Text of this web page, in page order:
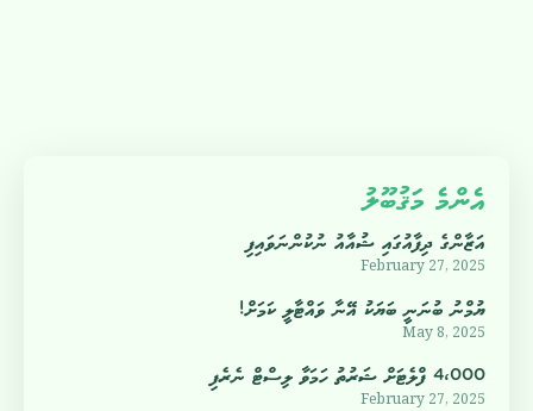
އެންމެ މަޤުބޫލު
އަޒާންގެ ދިފާއުގައި ޝުއާއު ނުކުންނަވައިފި
February 27, 2025
ޔުމްނު ބުނަނީ ބަޔަކު އޭނާ ވައްޓާލީ ކަމަށް!
May 8, 2025
4،000 ފްލެޓަށް ޝަރުތު ހަމަވާ ލިސްޓް ނެރެފި
February 27, 2025